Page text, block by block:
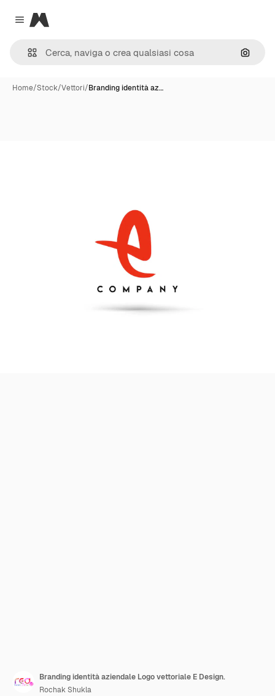
Close menu
Magnific
Cerca
Home/Stock/Vettori/Branding identità az…
Branding identità aziendale Logo vettoriale E Design.
Rochak Shukla